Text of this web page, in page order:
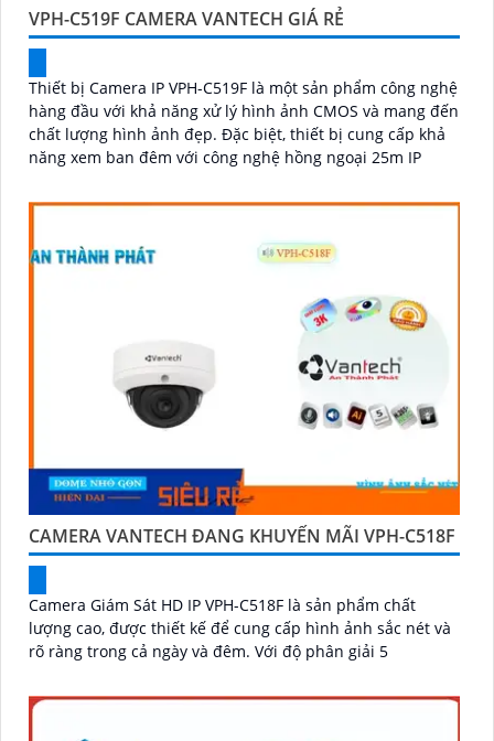
VPH-C519F CAMERA VANTECH GIÁ RẺ
Thiết bị Camera IP VPH-C519F là một sản phẩm công nghệ
hàng đầu với khả năng xử lý hình ảnh CMOS và mang đến
chất lượng hình ảnh đẹp. Đặc biệt, thiết bị cung cấp khả
năng xem ban đêm với công nghệ hồng ngoại 25m IP
CAMERA VANTECH ĐANG KHUYẾN MÃI VPH-C518F
Camera Giám Sát HD IP VPH-C518F là sản phẩm chất
lượng cao, được thiết kế để cung cấp hình ảnh sắc nét và
rõ ràng trong cả ngày và đêm. Với độ phân giải 5